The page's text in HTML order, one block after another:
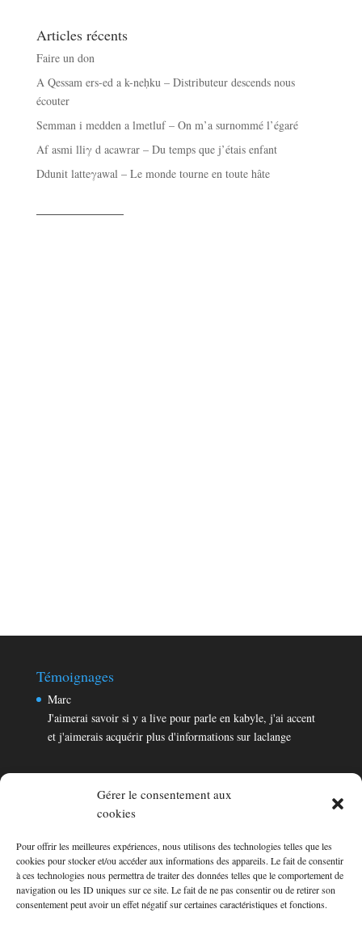
Gérer le consentement aux
cookies
Pour offrir les meilleures expériences, nous utilisons des technologies telles que les
cookies pour stocker et/ou accéder aux informations des appareils. Le fait de consentir
à ces technologies nous permettra de traiter des données telles que le comportement de
navigation ou les ID uniques sur ce site. Le fait de ne pas consentir ou de retirer son
consentement peut avoir un effet négatif sur certaines caractéristiques et fonctions.
Articles récents
Faire un don
A Qessam ers-ed a k-neḥku – Distributeur descends nous
écouter
Semman i medden a lmetluf – On m’a surnommé l’égaré
Af asmi lliγ d acawrar – Du temps que j’étais enfant
Ddunit latteγawal – Le monde tourne en toute hâte
——————
Témoignages
Marc
J'aimerai savoir si y a live pour parle en kabyle, j'ai accent
et j'aimerais acquérir plus d'informations sur laclange
Témoignages
Marc
J'aimerai savoir si y a live pour parle en kabyle, j'ai accent
et j'aimerais acquérir plus d'informations sur laclange